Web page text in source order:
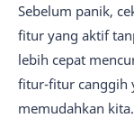
Sebelum panik,
fitur yang aktif
lebih cepat
fitur-fitur canggih
memudahkan kita.